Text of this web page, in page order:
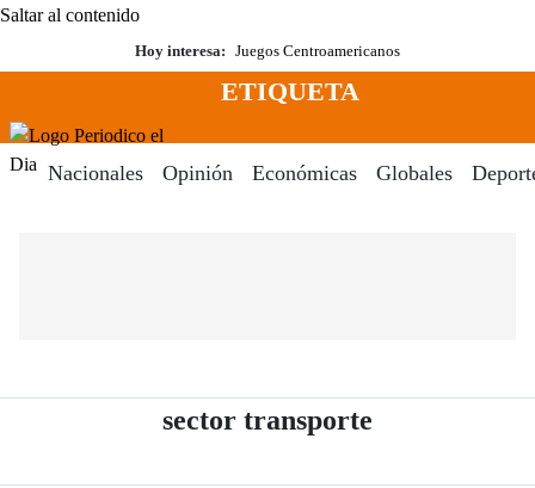
Saltar al contenido
Hoy interesa: Juegos Centroamericanos
Menú
ETIQUETA
Nacionales Opinión Económicas Globales
sector transporte